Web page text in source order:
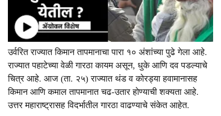
उर्वरित राज्यात किमान तापमानाचा पारा १० अंशांच्या पुढे गेला आहे.
राज्यात पहाटेच्या वेळी गारठा कायम असून, धुके आणि दव पडल्याचे
चित्र आहे. आज (ता. २५) राज्यात थंड व कोरड्या हवामानासह
किमान आणि कमाल तापमानात चढ-उतार होण्याची शक्यता आहे.
उत्तर महाराष्ट्रासह विदर्भातील गारठा वाढण्याचे संकेत आहेत.